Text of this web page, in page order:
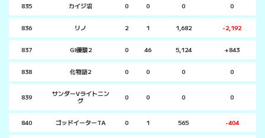
835 カイジ沼 0 0 0 0
836 リノ 2 1 1,682 -2,192
837 GI優駿2 0 46 5,124 +843
838 化物語2 0 0 0 0
839
サンダーVライトニン
グ
0 0 0 0
840 ゴッドイーターTA 0 1 565 -404